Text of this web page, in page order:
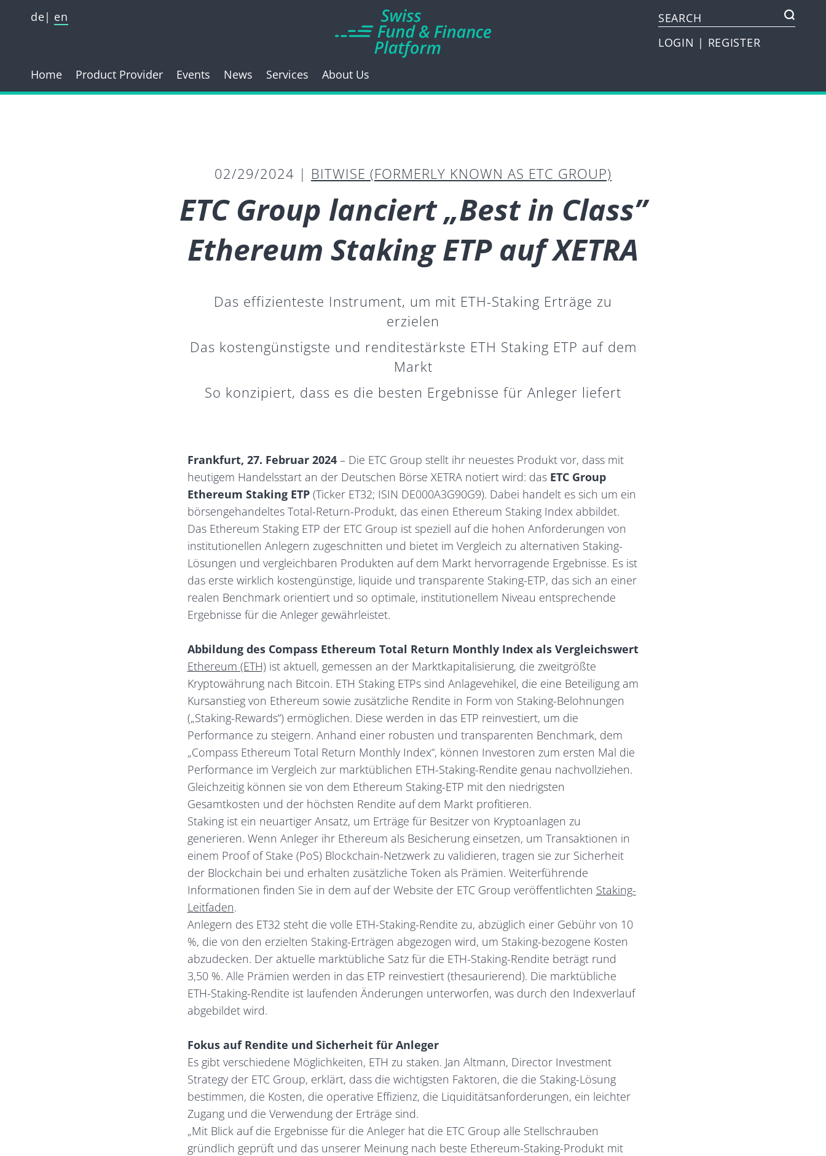
de
en
LOGIN | REGISTER
Home Product Provider Events News Services About Us
02/29/2024 | BITWISE (FORMERLY KNOWN AS ETC GROUP)
ETC Group lanciert „Best in Class”
Ethereum Staking ETP auf XETRA
Das effizienteste Instrument, um mit ETH-Staking Erträge zu
erzielen
Das kostengünstigste und renditestärkste ETH Staking ETP auf dem
Markt
So konzipiert, dass es die besten Ergebnisse für Anleger liefert
Frankfurt, 27. Februar 2024– Die ETC Group stellt ihr neuestes Produkt vor, dass mit
heutigem Handelsstart an der Deutschen Börse XETRA notiert wird: das ETC Group
Ethereum Staking ETP(Ticker ET32; ISIN DE000A3G90G9). Dabei handelt es sich um ein
börsengehandeltes Total-Return-Produkt, das einen Ethereum Staking Index abbildet.
Das Ethereum Staking ETP der ETC Group ist speziell auf die hohen Anforderungen von
institutionellen Anlegern zugeschnitten und bietet im Vergleich zu alternativen Staking-
Lösungen und vergleichbaren Produkten auf dem Markt hervorragende Ergebnisse. Es ist
das erste wirklich kostengünstige, liquide und transparente Staking-ETP, das sich an einer
realen Benchmark orientiert und so optimale, institutionellem Niveau entsprechende
Ergebnisse für die Anleger gewährleistet.
Abbildung des Compass Ethereum Total Return Monthly Index als Vergleichswert
Ethereum (ETH)ist aktuell, gemessen an der Marktkapitalisierung, die zweitgrößte
Kryptowährung nach Bitcoin. ETH Staking ETPs sind Anlagevehikel, die eine Beteiligung am
Kursanstieg von Ethereum sowie zusätzliche Rendite in Form von Staking-Belohnungen
(„Staking-Rewards“) ermöglichen. Diese werden in das ETP reinvestiert, um die
Performance zu steigern. Anhand einer robusten und transparenten Benchmark, dem
„Compass Ethereum Total Return Monthly Index“, können Investoren zum ersten Mal die
Performance im Vergleich zur marktüblichen ETH-Staking-Rendite genau nachvollziehen.
Gleichzeitig können sie von dem Ethereum Staking-ETP mit den niedrigsten
Gesamtkosten und der höchsten Rendite auf dem Markt profitieren.
Staking ist ein neuartiger Ansatz, um Erträge für Besitzer von Kryptoanlagen zu
generieren. Wenn Anleger ihr Ethereum als Besicherung einsetzen, um Transaktionen in
einem Proof of Stake (PoS) Blockchain-Netzwerk zu validieren, tragen sie zur Sicherheit
der Blockchain bei und erhalten zusätzliche Token als Prämien. Weiterführende
Informationen finden Sie in dem auf der Website der ETC Group veröffentlichten Staking-
Leitfaden.
Anlegern des ET32 steht die volle ETH-Staking-Rendite zu, abzüglich einer Gebühr von 10
%, die von den erzielten Staking-Erträgen abgezogen wird, um Staking-bezogene Kosten
abzudecken. Der aktuelle marktübliche Satz für die ETH-Staking-Rendite beträgt rund
3,50 %. Alle Prämien werden in das ETP reinvestiert (thesaurierend). Die marktübliche
ETH-Staking-Rendite ist laufenden Änderungen unterworfen, was durch den Indexverlauf
abgebildet wird.
Fokus auf Rendite und Sicherheit für Anleger
Es gibt verschiedene Möglichkeiten, ETH zu staken. Jan Altmann, Director Investment
Strategy der ETC Group, erklärt, dass die wichtigsten Faktoren, die die Staking-Lösung
bestimmen, die Kosten, die operative Effizienz, die Liquiditätsanforderungen, ein leichter
Zugang und die Verwendung der Erträge sind.
„Mit Blick auf die Ergebnisse für die Anleger hat die ETC Group alle Stellschrauben
gründlich geprüft und das unserer Meinung nach beste Ethereum-Staking-Produkt mit